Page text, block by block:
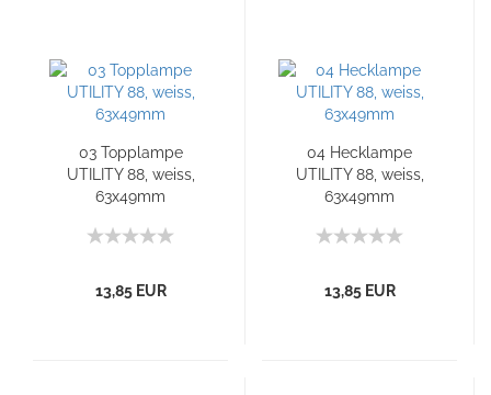
03 Topplampe
UTILITY 88, weiss,
63x49mm
13,85 EUR
04 Hecklampe
UTILITY 88, weiss,
63x49mm
13,85 EUR